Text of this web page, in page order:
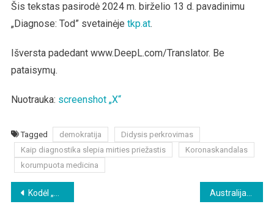
Šis tekstas pasirodė 2024 m. birželio 13 d. pavadinimu
„Diagnose: Tod” svetainėje tkp.at.
Išversta padedant www.DeepL.com/Translator. Be
pataisymų.
Nuotrauka: screenshot „X“
Tagged demokratija
Didysis perkrovimas
Kaip diagnostika slepia mirties priežastis
Koronaskandalas
korumpuota medicina
Beitragsnavigation
Kodėl „Alternatyva Vokietijai“ ir Wagenknecht partija nedalyvavo Zelenskio pasirodyme Vokietijos Bundestage Australija: „Pfizer“ nuslėpė mirties atvejus klinikiniame tyrime